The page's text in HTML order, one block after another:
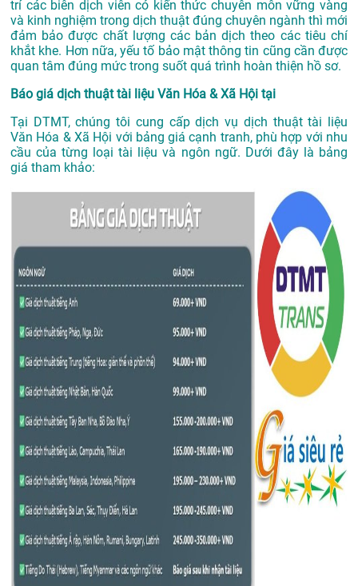
trí các biên dịch viên có kiến thức chuyên môn vững vàng
và kinh nghiệm trong dịch thuật đúng chuyên ngành thì mới
đảm bảo được chất lượng các bản dịch theo các tiêu chí
khắt khe. Hơn nữa, yếu tố bảo mật thông tin cũng cần được
quan tâm đúng mức trong suốt quá trình hoàn thiện hồ sơ.
Báo giá dịch thuật tài liệu Văn Hóa & Xã Hội tại
Tại DTMT, chúng tôi cung cấp dịch vụ dịch thuật tài liệu
Văn Hóa & Xã Hội với bảng giá cạnh tranh, phù hợp với nhu
cầu của từng loại tài liệu và ngôn ngữ. Dưới đây là bảng
giá tham khảo: